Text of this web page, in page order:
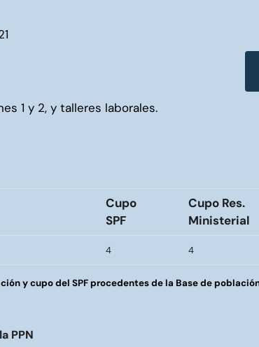
1 y 2, y talleres laborales.
Cupo
SPF
Cupo Res.
Ministerial
4 4
y cupo del SPF procedentes de la Base de
PPN